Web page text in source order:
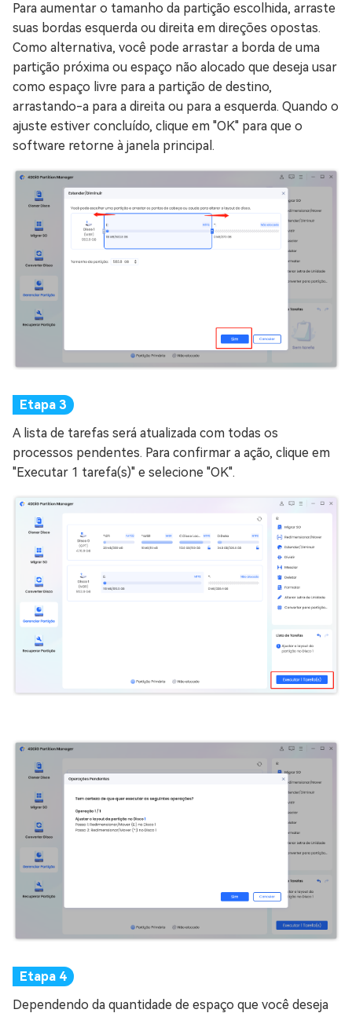
Para aumentar o tamanho da partição escolhida, arraste
suas bordas esquerda ou direita em direções opostas.
Como alternativa, você pode arrastar a borda de uma
partição próxima ou espaço não alocado que deseja usar
como espaço livre para a partição de destino,
arrastando-a para a direita ou para a esquerda. Quando o
ajuste estiver concluído, clique em "OK" para que o
software retorne à janela principal.
A lista de tarefas será atualizada com todas os
processos pendentes. Para confirmar a ação, clique em
"Executar 1 tarefa(s)" e selecione "OK".
Dependendo da quantidade de espaço que você deseja